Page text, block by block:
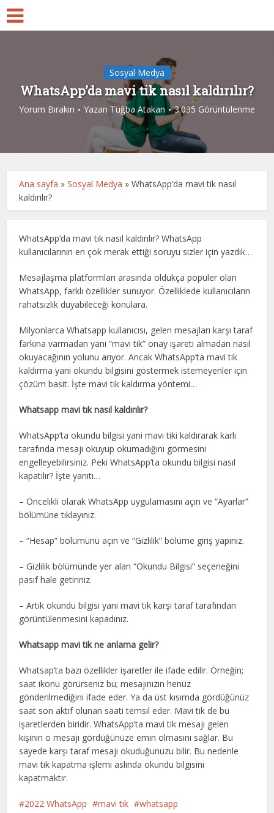
Sosyal Medya
WhatsApp’da mavi tik nasıl kaldırılır?
Yorum Bırakın Yazan Tuğba Atakan 3.035 Görüntülenme
Ana sayfa »Sosyal Medya »WhatsApp’da mavi tik nasıl
kaldırılır?
WhatsApp’da mavi tık nasıl kaldırılır? WhatsApp
kullanıcılarının en çok merak ettiği soruyu sizler için yazdık…
Mesajlaşma platformları arasında oldukça popüler olan
WhatsApp, farklı özellikler sunuyor. Özelliklede kullanıcıların
rahatsızlık duyabileceği konulara.
Milyonlarca Whatsapp kullanıcısı, gelen mesajları karşı taraf
farkına varmadan yani “mavi tik” onay işareti almadan nasıl
okuyacağının yolunu arıyor. Ancak WhatsApp’ta mavi tik
kaldırma yani okundu bilgisini göstermek istemeyenler için
çözüm basit. İşte mavi tik kaldırma yöntemi…
Whatsapp mavi tık nasıl kaldırılır?
WhatsApp’ta okundu bilgisi yani mavi tiki kaldırarak karlı
tarafında mesajı okuyup okumadığını görmesini
engelleyebilirsiniz. Peki WhatsApp’ta okundu bilgisi nasıl
kapatılır? İşte yanıtı…
– Öncelikli olarak WhatsApp uygulamasını açın ve “Ayarlar”
bölümüne tıklayınız.
– “Hesap” bölümünü açın ve “Gizlilik” bölüme giriş yapınız.
– Gizlilik bölümünde yer alan “Okundu Bilgisi” seçeneğini
pasif hale getiriniz.
– Artık okundu bilgisi yani mavi tik karşı taraf tarafından
görüntülenmesini kapadınız.
Whatsapp mavi tik ne anlama gelir?
Whatsap’ta bazı özellikler işaretler ile ifade edilir. Örneğin;
saat ikonu görürseniz bu; mesajınızın henüz
gönderilmediğini ifade eder. Ya da üst kısımda gördüğünüz
saat son aktif olunan saati temsil eder. Mavi tik de bu
işaretlerden biridir. WhatsApp’ta mavi tik mesajı gelen
kişinin o mesajı gördüğünüze emin olmasını sağlar. Bu
sayede karşı taraf mesajı okuduğunuzu bilir. Bu nedenle
mavi tık kapatma işlemi aslında okundu bilgisini
kapatmaktır.
2022 WhatsApp mavi tık whatsapp